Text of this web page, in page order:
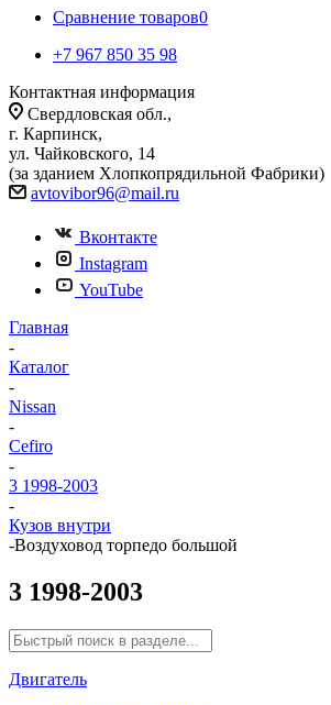
Сравнение товаров0
+7 967 850 35 98
Контактная информация
Свердловская обл.,
г. Карпинск,
ул. Чайковского, 14
(за зданием Хлопкопрядильной Фабрики)
avtovibor96@mail.ru
Вконтакте
Instagram
YouTube
Главная
-
Каталог
-
Nissan
-
Cefiro
-
3 1998-2003
-
Кузов внутри
-Воздуховод торпедо большой
3 1998-2003
Двигатель